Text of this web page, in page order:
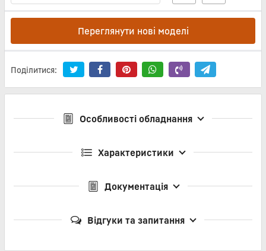
Переглянути нові моделі
Поділитися:
Особливості обладнання
Характеристики
Документація
Відгуки та запитання